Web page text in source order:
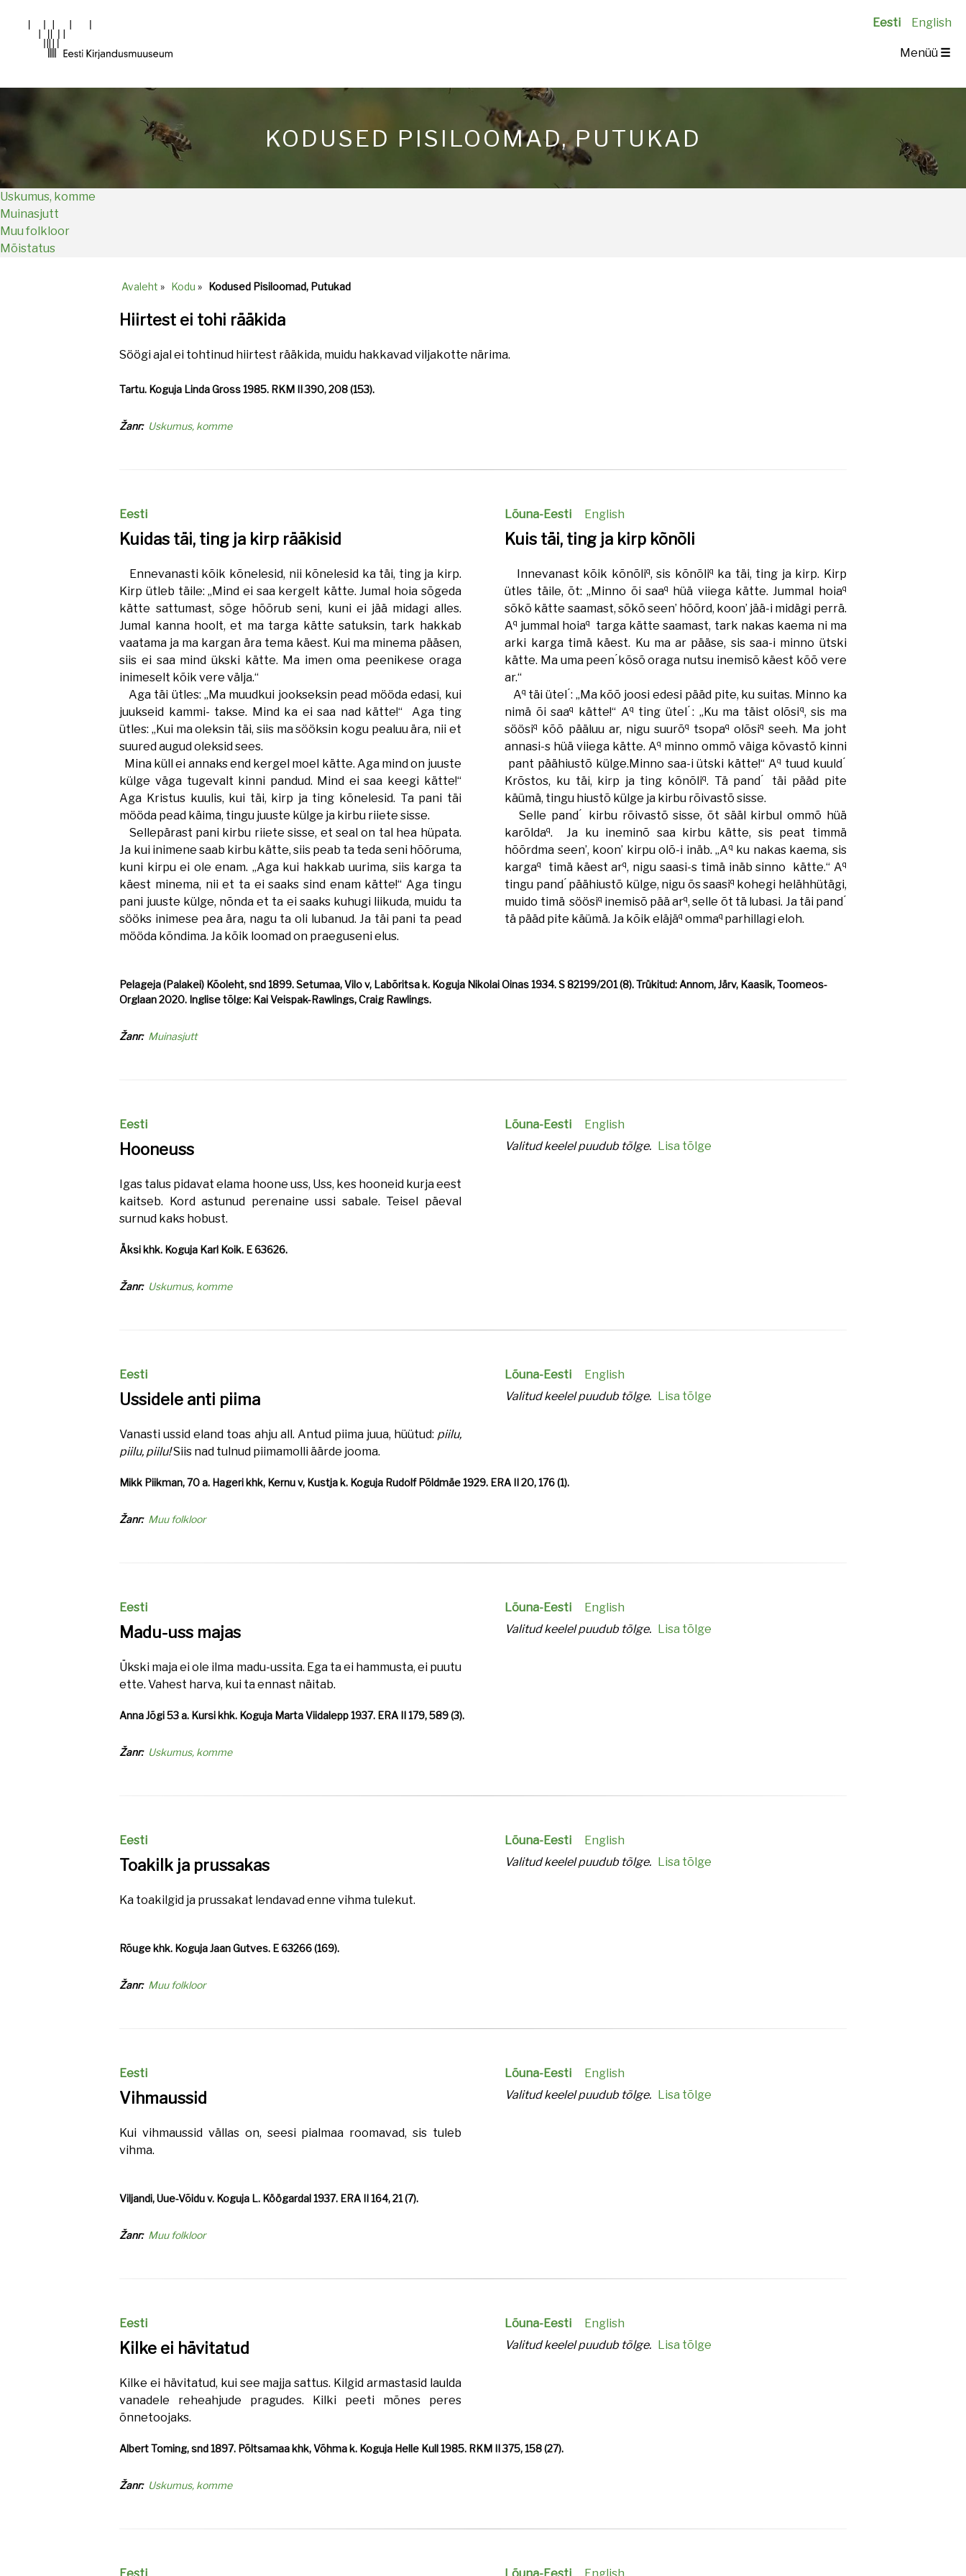
Eesti English
Main
Menüü ☰
KODUSED PISILOOMAD, PUTUKAD
Uskumus, komme
Muinasjutt
Muu folkloor
Mõistatus
Avaleht » Kodu » Kodused Pisiloomad, Putukad
Hiirtest ei tohi rääkida
Söögi ajal ei tohtinud hiirtest rääkida, muidu hakkavad viljakotte närima.
Tartu. Koguja Linda Gross 1985. RKM II 390, 208 (153).
Žanr Uskumus, komme
Eesti
Kuidas täi, ting ja kirp rääkisid
Ennevanasti kõik kõnelesid, nii kõnelesid ka täi, ting ja kirp.
Kirp ütleb täile: „Mind ei saa kergelt kätte. Jumal hoia sõgeda
kätte sattumast, sõge hõõrub seni, kuni ei jää midagi alles.
Jumal kanna hoolt, et ma targa kätte satuksin, tark hakkab
vaatama ja ma kargan ära tema käest. Kui ma minema pääsen,
siis ei saa mind ükski kätte. Ma imen oma peenikese oraga
inimeselt kõik vere välja.“
Aga täi ütles: „Ma muudkui jookseksin pead mööda edasi, kui
juukseid kammi- takse. Mind ka ei saa nad kätte!“ Aga ting
ütles: „Kui ma oleksin täi, siis ma sööksin kogu pealuu ära, nii et
suured augud oleksid sees.
Mina küll ei annaks end kergel moel kätte. Aga mind on juuste
külge väga tugevalt kinni pandud. Mind ei saa keegi kätte!“
Aga Kristus kuulis, kui täi, kirp ja ting kõnelesid. Ta pani täi
mööda pead käima, tingu juuste külge ja kirbu riiete sisse.
Sellepärast pani kirbu riiete sisse, et seal on tal hea hüpata.
Ja kui inimene saab kirbu kätte, siis peab ta teda seni hõõruma,
kuni kirpu ei ole enam. „Aga kui hakkab uurima, siis karga ta
käest minema, nii et ta ei saaks sind enam kätte!“ Aga tingu
pani juuste külge, nõnda et ta ei saaks kuhugi liikuda, muidu ta
sööks inimese pea ära, nagu ta oli lubanud. Ja täi pani ta pead
mööda kõndima. Ja kõik loomad on praeguseni elus.
Lõuna-Eesti English
Kuis täi, ting ja kirp kõnõli
Innevanast kõik kõnõliq, sis kõnõliq ka täi, ting ja kirp. Kirp
ütles täile, õt: „Minno õi saaq hüä viiega kätte. Jummal hoiaq
sõkõ kätte saamast, sõkõ seen’ hõõrd, koon’ jää-i midägi perrä.
Aq jummal hoiaq
targa kätte saamast, tark nakas kaema ni ma
arki karga timä käest. Ku ma ar pääse, sis saa-i minno ütski
kätte. Ma uma peen ́kõsõ oraga nutsu inemisõ käest kõõ vere
ar.“
Aq täi ütel ́: „Ma kõõ joosi edesi pääd pite, ku suitas. Minno ka
nimä õi saaq kätte!“ Aq ting ütel ́: „Ku ma täist olõsiq, sis ma
söösiq kõõ pääluu ar, nigu suurõq tsopaq olõsiq seeh. Ma joht
annasi-s hüä viiega kätte. Aq minno ommõ väiga kõvastõ kinni
pant päähiustõ külge.Minno saa-i ütski kätte!“ Aq tuud kuuld ́
Krõstos, ku täi, kirp ja ting kõnõliq. Tä pand ́ täi pääd pite
käümä, tingu hiustõ külge ja kirbu rõivastõ sisse.
Selle pand ́ kirbu rõivastõ sisse, õt sääl kirbul ommõ hüä
karõldaq. Ja ku ineminõ saa kirbu kätte, sis peat timmä
hõõrdma seen’, koon’ kirpu olõ-i inäb. „Aq ku nakas kaema, sis
kargaq timä käest arq, nigu saasi-s timä inäb sinno kätte.“ Aq
tingu pand ́ päähiustõ külge, nigu õs saasiq kohegi helähhütägi,
muido timä söösiq inemisõ pää arq, selle õt tä lubasi. Ja täi pand ́
tä pääd pite käümä. Ja kõik eläjäq ommaq parhillagi eloh.
Pelageja (Palakei) Kõoleht, snd 1899. Setumaa, Vilo v, Labõritsa k. Koguja Nikolai Oinas 1934. S 82199/201 (8). Trükitud: Annom, Järv, Kaasik, Toomeos-
Orglaan 2020. Inglise tõlge: Kai Veispak-Rawlings, Craig Rawlings.
Žanr Muinasjutt
Eesti
Hooneuss
Igas talus pidavat elama hoone uss, Uss, kes hooneid kurja eest
kaitseb. Kord astunud perenaine ussi sabale. Teisel päeval
surnud kaks hobust.
Lõuna-Eesti
English
Valitud keelel puudub tõlge. Lisa tõlge
Äksi khk. Koguja Karl Koik. E 63626.
Žanr Uskumus, komme
Eesti
Ussidele anti piima
Vanasti ussid eland toas ahju all. Antud piima juua, hüütud: piilu,
piilu, piilu!Siis nad tulnud piimamolli äärde jooma.
Lõuna-Eesti
English
Valitud keelel puudub tõlge. Lisa tõlge
Mikk Piikman, 70 a. Hageri khk, Kernu v, Kustja k. Koguja Rudolf Põldmäe 1929. ERA II 20, 176 (1).
Žanr Muu folkloor
Eesti
Madu-uss majas
Ükski maja ei ole ilma madu-ussita. Ega ta ei hammusta, ei puutu
ette. Vahest harva, kui ta ennast näitab.
Lõuna-Eesti
English
Valitud keelel puudub tõlge. Lisa tõlge
Anna Jõgi 53 a. Kursi khk. Koguja Marta Viidalepp 1937. ERA II 179, 589 (3).
Žanr Uskumus, komme
Eesti
Toakilk ja prussakas
Ka toakilgid ja prussakat lendavad enne vihma tulekut.
Lõuna-Eesti
English
Valitud keelel puudub tõlge. Lisa tõlge
Rõuge khk. Koguja Jaan Gutves. E 63266 (169).
Žanr Muu folkloor
Eesti
Vihmaussid
Kui vihmaussid vällas on, seesi pialmaa roomavad, sis tuleb
vihma.
Lõuna-Eesti
English
Valitud keelel puudub tõlge. Lisa tõlge
Viljandi, Uue-Võidu v. Koguja L. Köögardal 1937. ERA II 164, 21 (7).
Žanr Muu folkloor
Eesti
Kilke ei hävitatud
Kilke ei hävitatud, kui see majja sattus. Kilgid armastasid laulda
vanadele reheahjude pragudes. Kilki peeti mõnes peres
õnnetoojaks.
Lõuna-Eesti
English
Valitud keelel puudub tõlge. Lisa tõlge
Albert Toming, snd 1897. Põltsamaa khk, Võhma k. Koguja Helle Kull 1985. RKM II 375, 158 (27).
Žanr Uskumus, komme